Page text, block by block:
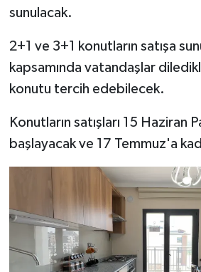
sunulacak.
2+1 ve 3+1 konutların satışa
kapsamında vatandaşlar
konutu tercih edebilecek.
Konutların satışları 15 Haziran
başlayacak ve 17 Temmuz'a